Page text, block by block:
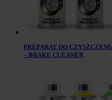
PREPARAT DO
– BRAKE CLEANER